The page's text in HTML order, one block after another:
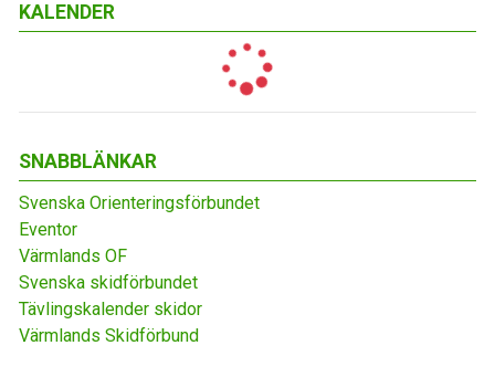
KALENDER
SNABBLÄNKAR
Svenska Orienteringsförbundet
Eventor
Värmlands OF
Svenska skidförbundet
Tävlingskalender skidor
Värmlands Skidförbund